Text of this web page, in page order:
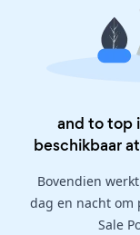
and to top
beschikbaar
Bovendien
dag en nacht om
Sale